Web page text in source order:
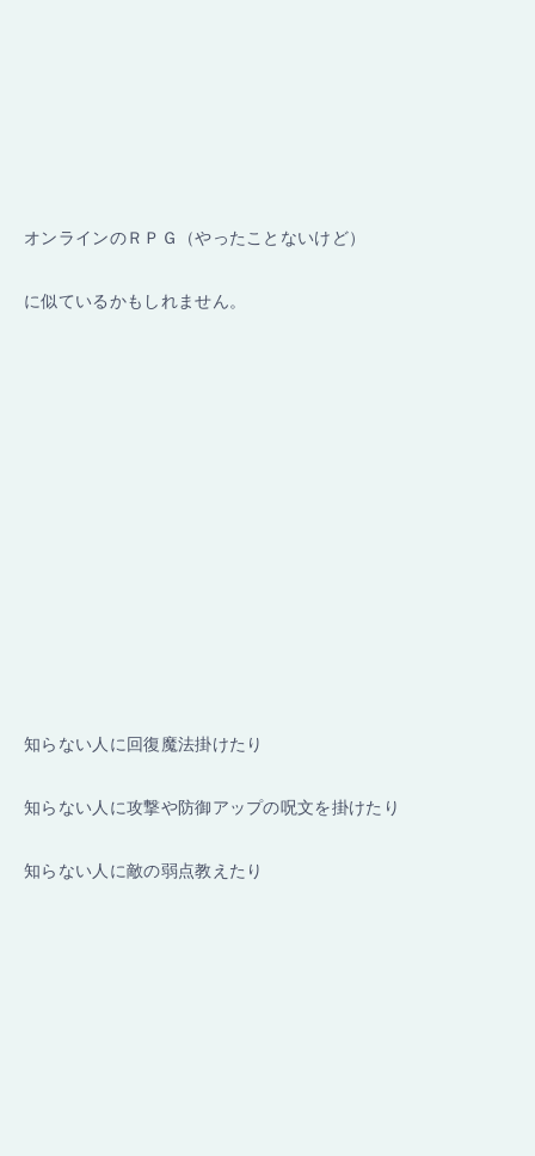
オンラインのＲＰＧ（やったことないけど）
に似ているかもしれません。
知らない人に回復魔法掛けたり
知らない人に攻撃や防御アップの呪文を掛けたり
知らない人に敵の弱点教えたり